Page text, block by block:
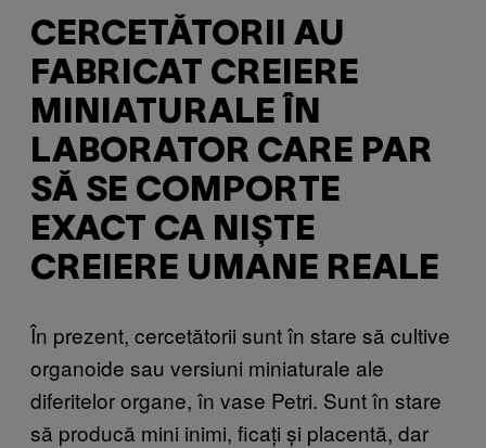
CERCETĂTORII AU
FABRICAT CREIERE
MINIATURALE ÎN
LABORATOR CARE PAR
SĂ SE COMPORTE
EXACT CA NIȘTE
CREIERE UMANE REALE
În prezent, cercetătorii sunt în stare să cultive
organoide sau versiuni miniaturale ale
diferitelor organe, în vase Petri. Sunt în stare
să producă mini inimi, ficați și placentă, dar